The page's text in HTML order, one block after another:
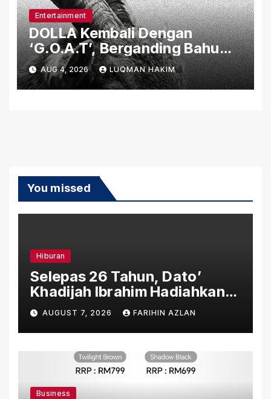
Entertainment
DOLLA Kembali Dengan
‘G.O.A.T’, Berganding Bahu
Bersama Ikon Rap Thailand
F.Hero.
AUG 4, 2026 LUQMAN HAKIM
You missed
Hiburan
Selepas 26 Tahun, Dato’
Khadijah Ibrahim Hadiahkan
“Ibu Doa” sebagai Karya
Penuh Makna
AUGUST 7, 2026 FARIHIN AZLAN
Business